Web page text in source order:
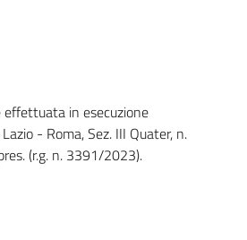
effettuata in esecuzione
- Roma, Sez. III Quater, n.
(r.g. n. 3391/2023).